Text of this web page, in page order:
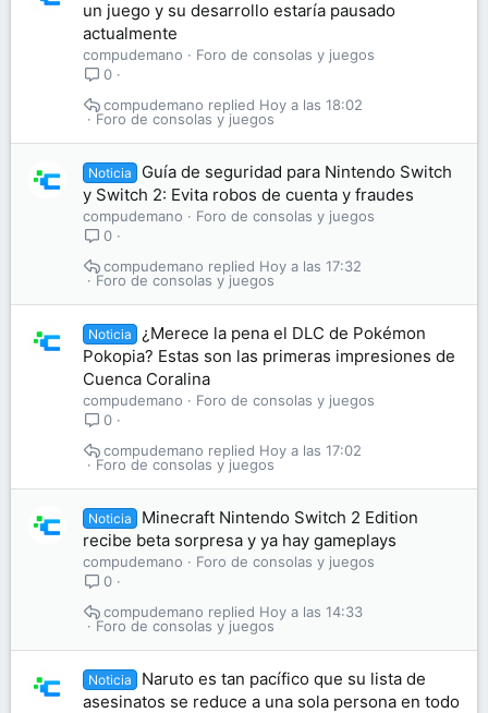
un juego y su desarrollo estaría pausado
actualmente
compudemano
Foro de consolas y juegos
0
Foro de consolas y juegos
Hoy a las 18:02
compudemano
Noticia
Guía de seguridad para Nintendo Switch
y Switch 2: Evita robos de cuenta y fraudes
compudemano
Foro de consolas y juegos
0
Foro de consolas y juegos
Hoy a las 17:32
compudemano
Noticia
¿Merece la pena el DLC de Pokémon
Pokopia? Estas son las primeras impresiones de
Cuenca Coralina
compudemano
Foro de consolas y juegos
0
Foro de consolas y juegos
Hoy a las 17:02
compudemano
Noticia
Minecraft Nintendo Switch 2 Edition
recibe beta sorpresa y ya hay gameplays
compudemano
Foro de consolas y juegos
0
Foro de consolas y juegos
Hoy a las 14:33
compudemano
Noticia
Naruto es tan pacífico que su lista de
asesinatos se reduce a una sola persona en todo